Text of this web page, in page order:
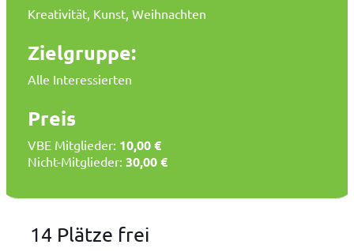
Kreativität, Kunst, Weihnachten
Zielgruppe:
Alle Interessierten
Preis
VBE Mitglieder: 10,00 €
Nicht-Mitglieder: 30,00 €
14 Plätze frei